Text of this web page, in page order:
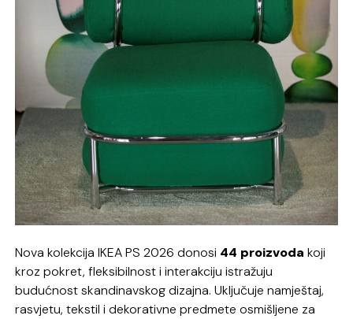
Nova kolekcija IKEA PS 2026 donosi 44 proizvoda koji
kroz pokret, fleksibilnost i interakciju istražuju
budućnost skandinavskog dizajna. Uključuje namještaj,
rasvjetu, tekstil i dekorativne predmete osmišljene za